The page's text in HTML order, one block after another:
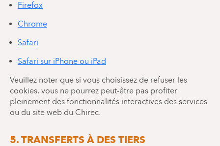
Firefox
Chrome
Safari
Safari sur iPhone ou iPad
Veuillez noter que si vous choisissez de refuser les
cookies, vous ne pourrez peut-être pas profiter
pleinement des fonctionnalités interactives des services
ou du site web du Chirec.
5. TRANSFERTS À DES TIERS